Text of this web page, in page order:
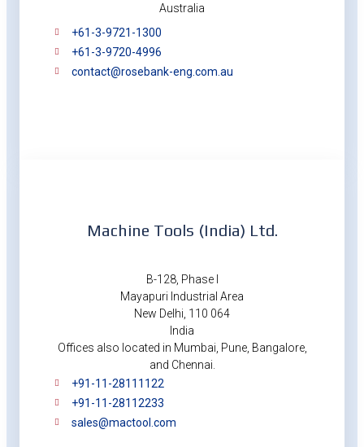
Australia
+61-3-9721-1300
+61-3-9720-4996
contact@rosebank-eng.com.au
Machine Tools (India) Ltd.
B-128, Phase I
Mayapuri Industrial Area
New Delhi, 110 064
India
Offices also located in Mumbai, Pune, Bangalore,
and Chennai.
+91-11-28111122
+91-11-28112233
sales@mactool.com